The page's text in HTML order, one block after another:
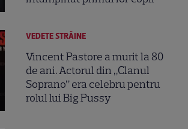
VEDETE STRĂINE
Vincent Pastore a murit la 80
de ani. Actorul din „Clanul
Soprano” era celebru pentru
rolul lui Big Pussy